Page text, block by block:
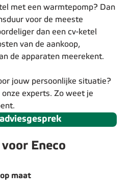
met een warmtepomp? Dan
voor de meeste
dan een cv-ketel
van de aankoop,
de apparaten meerekent.
jouw persoonlijke situatie?
experts. Zo weet je
Eneco
maat